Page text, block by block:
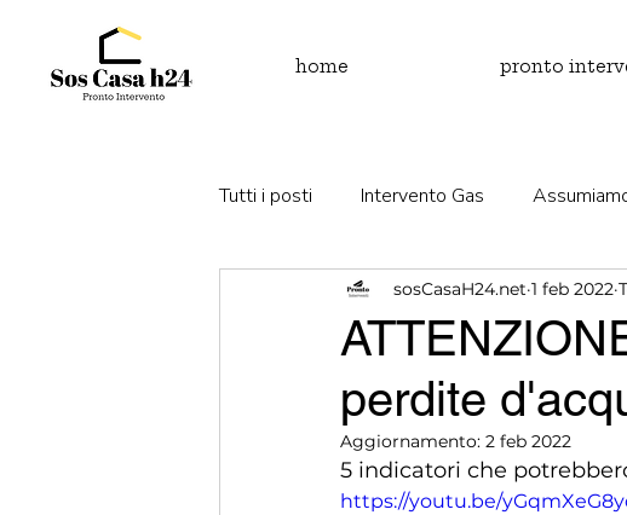
home pronto
Tutti i posti Intervento Gas
Perdita d'acqua Fuga di gas
perdite
sosCasaH24.net 1 feb 2022
Aggiornamento: 2 feb 2022
5 indicatori che
https://youtu.be/